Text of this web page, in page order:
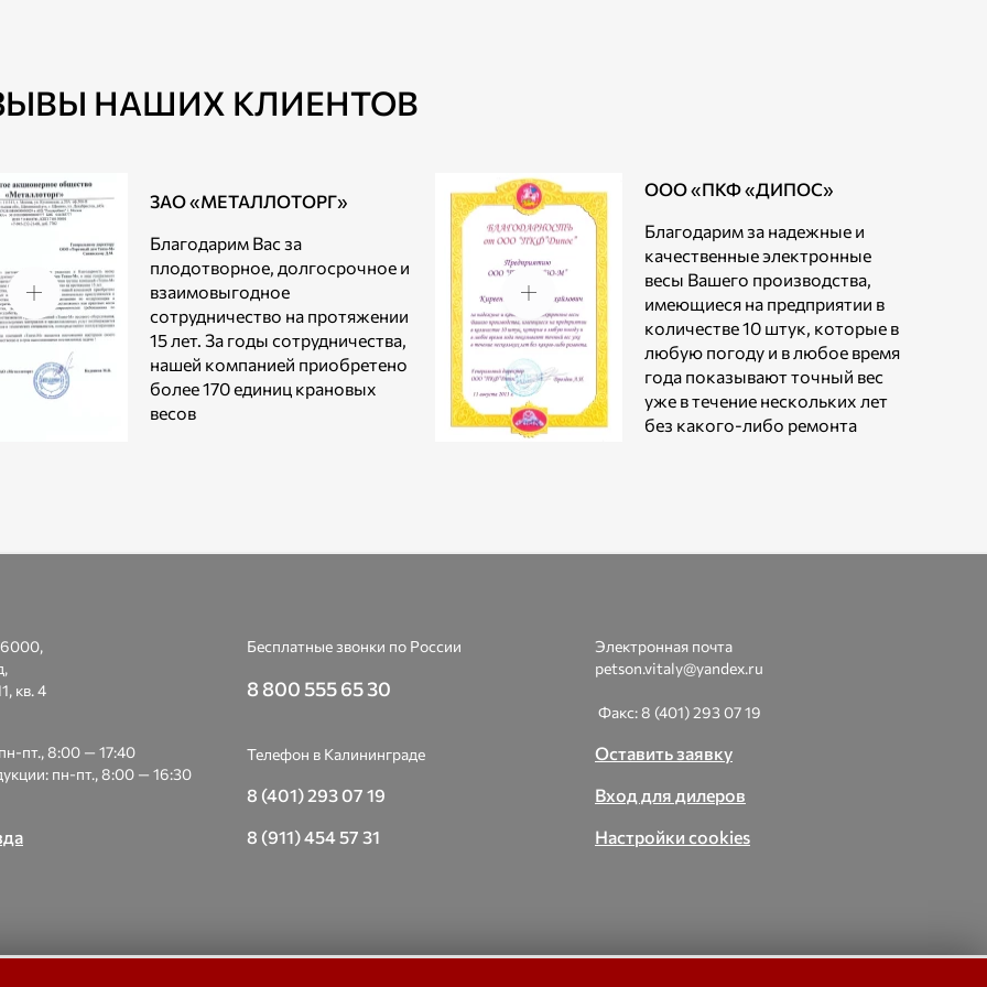
НАШИХ КЛИЕНТОВ
ЗАО «МЕТАЛЛОТОРГ»
Благодарим Вас за
плодотворное, долгосрочное и
взаимовыгодное
сотрудничество на протяжении
15 лет. За годы сотрудничества,
нашей компанией приобретено
более 170 единиц крановых
весов
ООО «ПКФ «ДИПОС»
Благодарим за надежные и
качественные электронные
весы Вашего производства,
имеющиеся на предприятии в
количестве 10 штук, которые в
любую погоду и в любое время
года показывают точный вес
уже в течение нескольких лет
без какого-либо ремонта
кв. 4
пт., 8:00 — 17:40
пн-пт., 8:00 — 16:30
Бесплатные звонки по России
8 800 555 65 30
Телефон в Калининграде
8 (401) 293 07 19
8 (911) 454 57 31
Электронная почта
petson.vitaly@yandex.ru
Факс: 8 (401) 293 07 19
Оставить заявку
Вход для дилеров
Настройки cookies